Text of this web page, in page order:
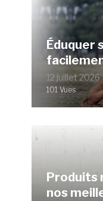
Éduquer
12 juillet 2026
101 Vues
Produits
nos